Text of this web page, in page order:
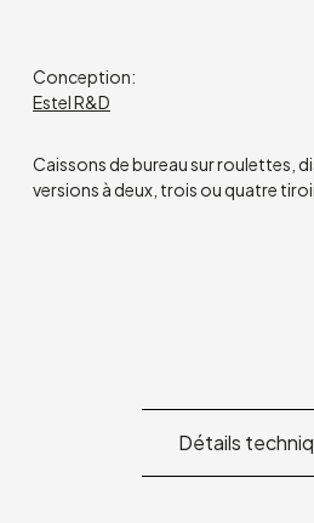
Conception:
Estel R&D
Caissons de bureau sur roulettes,
versions à deux, trois ou quatre
Détails